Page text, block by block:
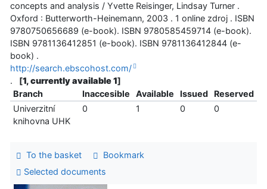
concepts and analysis / Yvette Reisinger, Lindsay Turner .
Oxford : Butterworth-Heinemann, 2003 . 1 online zdroj . ISBN
9780750656689 (e-book). ISBN 9780585459714 (e-book).
ISBN 9781136412851 (e-book). ISBN 9781136412844 (e-
book) .
http://search.ebscohost.com/
.
[1, currently available 1]
Branch
Inaccesible Available Issued
Reserved
Univerzitní
knihovna UHK
0 1 0 0
To the basket
Bookmark
Selected documents